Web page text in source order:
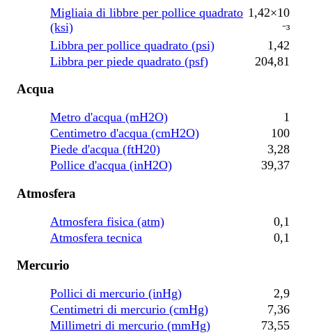
Migliaia di libbre per pollice quadrato
(ksi)
1,42×10
⁻³
Libbra per pollice quadrato (psi)
1,42
Libbra per piede quadrato (psf)
204,81
Acqua
Metro d'acqua (mH2O)
1
Centimetro d'acqua (cmH2O)
100
Piede d'acqua (ftH20)
3,28
Pollice d'acqua (inH2O)
39,37
Atmosfera
Atmosfera fisica (atm)
0,1
Atmosfera tecnica
0,1
Mercurio
Pollici di mercurio (inHg)
2,9
Centimetri di mercurio (cmHg)
7,36
Millimetri di mercurio (mmHg)
73,55